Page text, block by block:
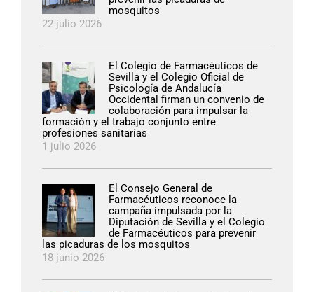
mosquitos
22 julio 2026
El Colegio de Farmacéuticos de
Sevilla y el Colegio Oficial de
Psicología de Andalucía
Occidental firman un convenio de
colaboración para impulsar la
formación y el trabajo conjunto entre
profesiones sanitarias
1 julio 2026
El Consejo General de
Farmacéuticos reconoce la
campaña impulsada por la
Diputación de Sevilla y el Colegio
de Farmacéuticos para prevenir
las picaduras de los mosquitos
18 junio 2026